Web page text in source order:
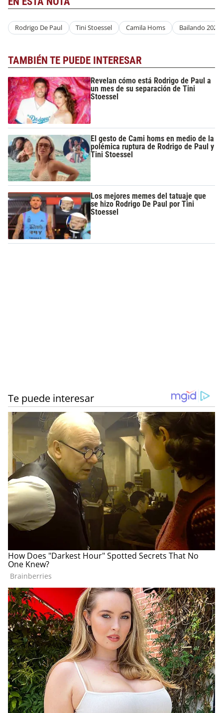
Rodrigo De Paul Tini Stoessel Camila Homs Bailando 2023
TAMBIÉN TE PUEDE INTERESAR
Revelan cómo está Rodrigo de Paul a
un mes de su separación de Tini
Stoessel
El gesto de Cami homs en medio de la
polémica ruptura de Rodrigo de Paul y
Tini Stoessel
Los mejores memes del tatuaje que
se hizo Rodrigo De Paul por Tini
Stoessel